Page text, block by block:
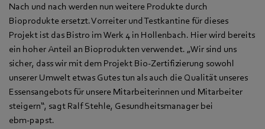
Nach und nach werden nun weitere Produkte durch
Bioprodukte ersetzt. Vorreiter und Testkantine für dieses
Projekt ist das Bistro im Werk 4 in Hollenbach. Hier wird bereits
ein hoher Anteil an Bioprodukten verwendet. „Wir sind uns
sicher, dass wir mit dem Projekt Bio-Zertifizierung sowohl
unserer Umwelt etwas Gutes tun als auch die Qualität unseres
Essensangebots für unsere Mitarbeiterinnen und Mitarbeiter
steigern“, sagt Ralf Stehle, Gesundheitsmanager bei
ebm‑papst.